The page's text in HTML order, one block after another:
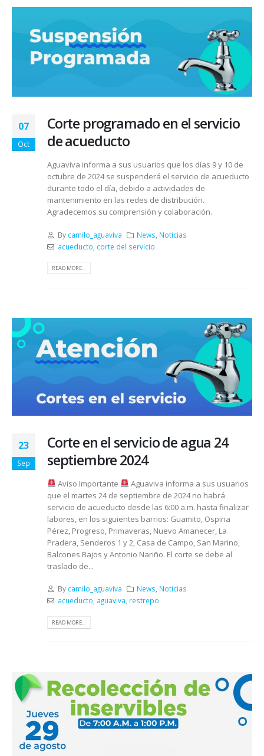
07
Oct
Corte programado en el servicio
de acueducto
Aguaviva informa a sus usuarios que los días 9 y 10 de
octubre de 2024 se suspenderá el servicio de acueducto
durante todo el día, debido a actividades de
mantenimiento en las redes de distribución.
Agradecemos su comprensión y colaboración.
By camilo_aguaviva News Noticias
acueducto corte del servicio
READ MORE...
23
Sep
Corte en el servicio de agua 24
septiembre 2024
Aviso Importante
Aguaviva informa a sus usuarios
que el martes 24 de septiembre de 2024 no habrá
servicio de acueducto desde las 6:00 a.m. hasta finalizar
labores, en los siguientes barrios: Guamito, Ospina
Pérez, Progreso, Primaveras, Nuevo Amanecer, La
Pradera, Senderos 1 y 2, Casa de Campo, San Marino,
Balcones Bajos y Antonio Nariño. El corte se debe al
traslado de...
By camilo_aguaviva News, Noticias
acueducto, aguaviva, restrepo
READ MORE...